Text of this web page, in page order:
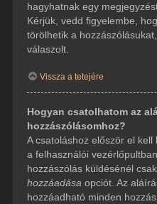
hagyhatnak egy
Kérjük, vedd figyelembe,
törölhetik a
válaszolt.
Vissza a tetejére
Hogyan csatolhatom az
hozzászólásomhoz?
A csatoláshoz először el
a felhasználói
hozzászólás küldésénél
hozzáadása opciót. Az
hozzáadható minden